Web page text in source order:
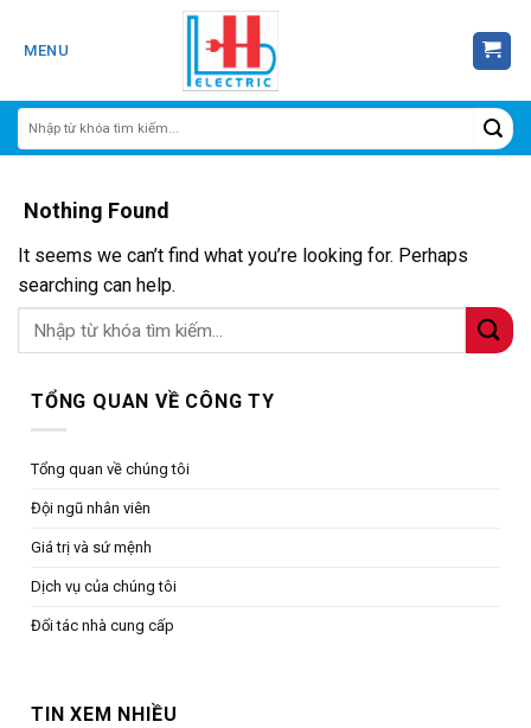
MENU
Nothing Found
It seems we can’t find what you’re looking for. Perhaps
searching can help.
TỔNG QUAN VỀ CÔNG TY
Tổng quan về chúng tôi
Đội ngũ nhân viên
Giá trị và sứ mệnh
Dịch vụ của chúng tôi
Đối tác nhà cung cấp
TIN XEM NHIỀU